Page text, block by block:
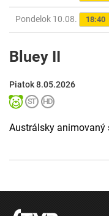
Pondelok 10.08. 18:40
Bluey II
Piatok 8.05.2026
Austrálsky animovaný